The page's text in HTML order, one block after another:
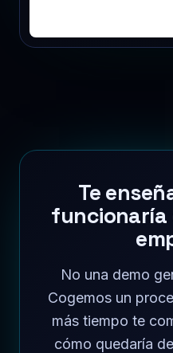
Te
funcionaría
No una demo
Cogemos un
más tiempo te
cómo quedaría